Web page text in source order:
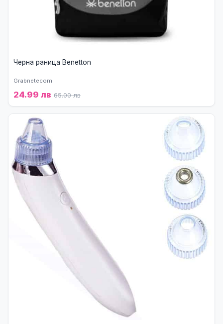
Черна раница Benetton
Grabnetecom
24.99 лв 65.00 лв